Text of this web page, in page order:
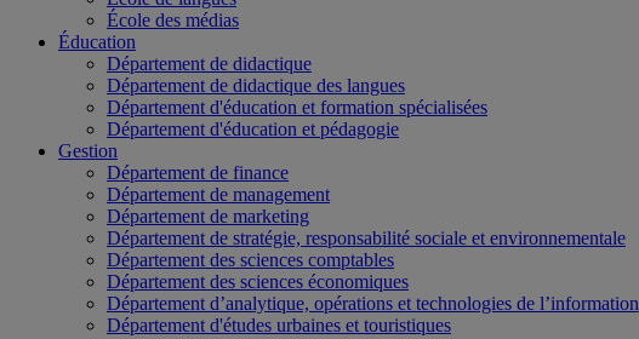
École des médias
Éducation
Département de didactique
Département de didactique des langues
Département d'éducation et formation spécialisées
Département d'éducation et pédagogie
Gestion
Département de finance
Département de management
Département de marketing
Département de stratégie, responsabilité sociale et environnementale
Département des sciences comptables
Département des sciences économiques
Département d’analytique, opérations et technologies de l’information
Département d'études urbaines et touristiques